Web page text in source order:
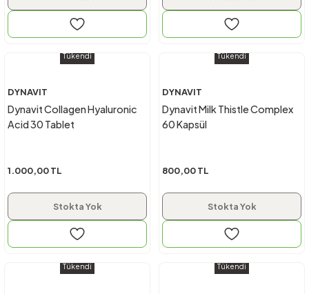
Tükendi
DYNAVIT
Dynavit Collagen Hyaluronic
Acid 30 Tablet
1.000,00 TL
Stokta Yok
Tükendi
DYNAVIT
Dynavit Milk Thistle Complex
60 Kapsül
800,00 TL
Stokta Yok
Tükendi Tükendi